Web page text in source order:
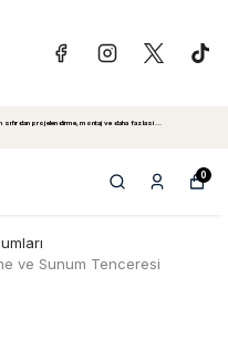
projelendirme, montaj ve daha fazlasi...
0
ve Sunum Tenceresi